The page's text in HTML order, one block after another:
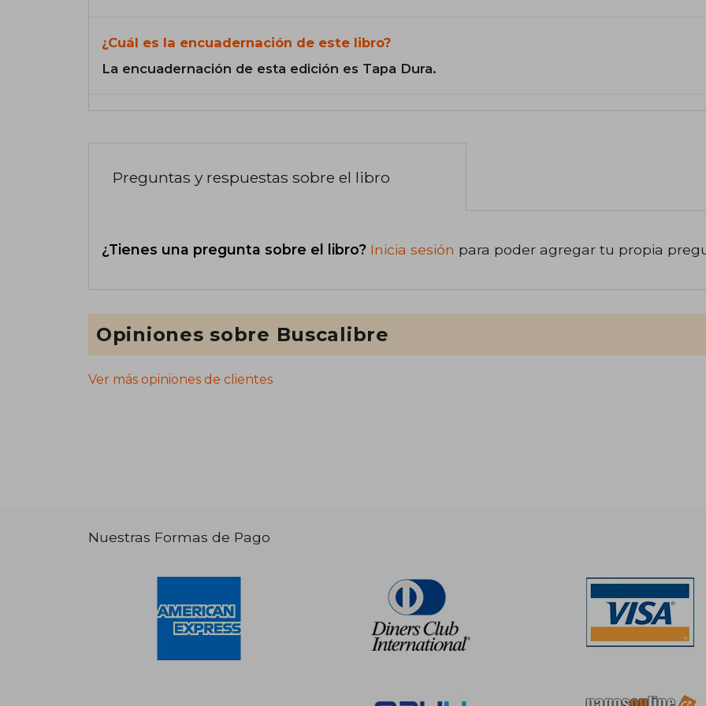
¿Cuál es la encuadernación de este libro?
La encuadernación de esta edición es Tapa Dura.
Preguntas y respuestas sobre el libro
¿Tienes una pregunta sobre el libro? Inicia sesión para poder agregar tu propia
Opiniones sobre Buscalibre
Ver más opiniones de clientes
Nuestras Formas de Pago